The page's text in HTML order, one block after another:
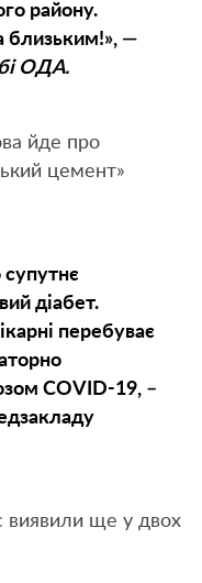
району.
близьким!», —
ОДА.
йде про
цемент»
діабет.
перебуває
COVID-19, –
виявили ще у двох